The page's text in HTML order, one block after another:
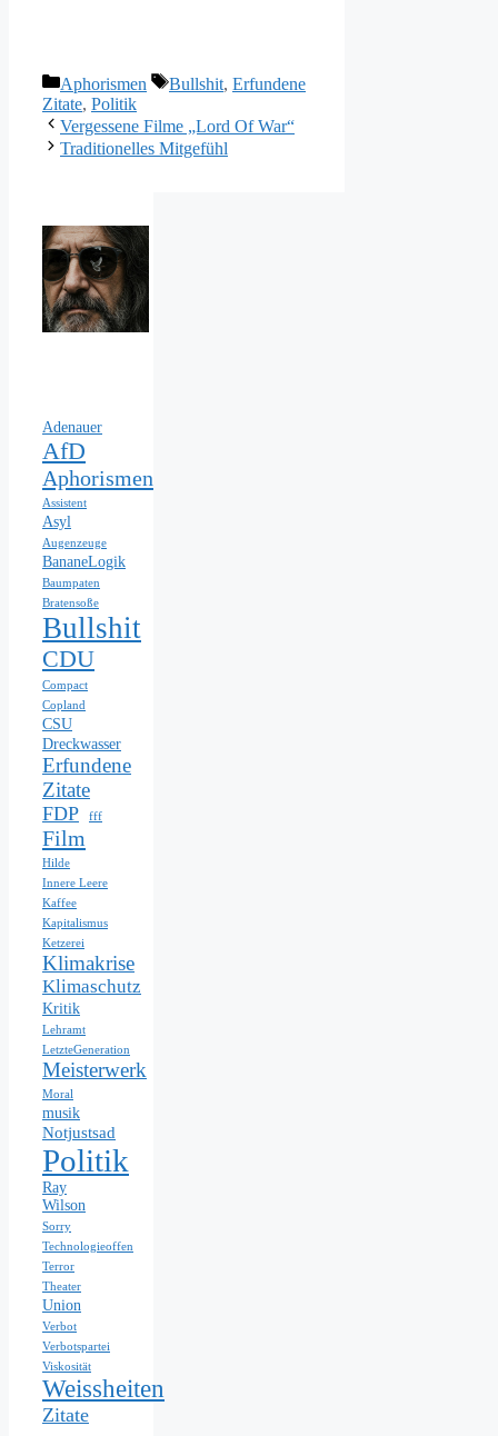
Kategorien
Aphorismen Schlagwörter
Bullshit, Erfundene
Zitate, Politik
Vergessene Filme „Lord Of War“
Traditionelles Mitgefühl
Adenauer
AfD
Aphorismen
Assistent
Asyl
Augenzeuge
BananeLogik
Baumpaten
Bratensoße
Bullshit
CDU
Compact
Copland
CSU
Dreckwasser
Erfundene
Zitate
FDP fff
Film
Hilde
Innere Leere
Kaffee
Kapitalismus
Ketzerei
Klimakrise
Klimaschutz
Kritik
Lehramt
LetzteGeneration
Meisterwerk
Moral
musik
Notjustsad
Politik
Ray
Wilson
Sorry
Technologieoffen
Terror
Theater
Union
Verbot
Verbotspartei
Viskosität
Weissheiten
Zitate